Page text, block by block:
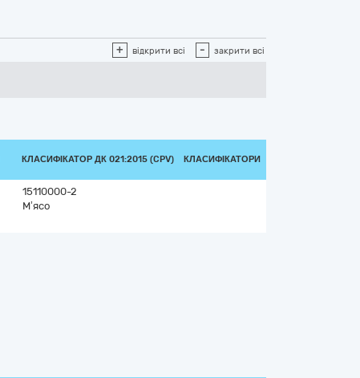
+ відкрити всі - закрити всі
КЛАСИФІКАТОР ДК 021:2015 (CPV) КЛАСИФІКАТОРИ
15110000-2
М’ясо